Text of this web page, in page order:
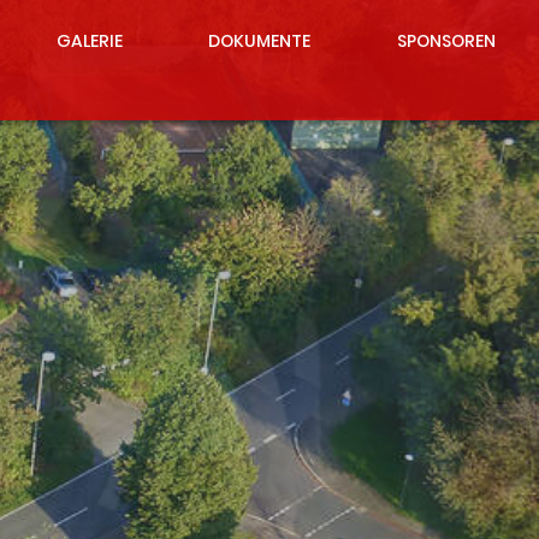
GALERIE DOKUMENTE SPONSOREN